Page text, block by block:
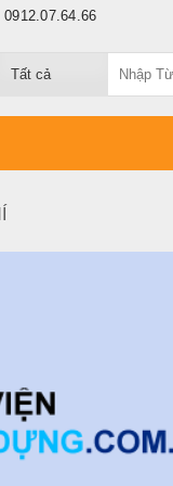
0912.07.64.66
kiếm: